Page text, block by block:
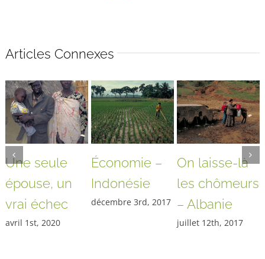
Articles Connexes
Une seule
épouse, un
vrai échec
avril 1st, 2020
Économie –
Indonésie
décembre 3rd, 2017
On laisse-là
les chômeurs
– Albanie
juillet 12th, 2017